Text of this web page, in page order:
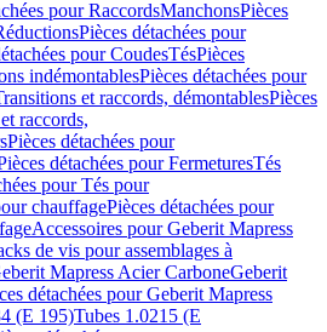
pour RaccordsManchonsPièces
Pièces détachées pour
pour CoudesTésPièces
indémontablesPièces détachées pour
et raccords, démontablesPièces
raccords,
Pièces détachées pour
détachées pour FermeturesTés
pour Tés pour
chauffagePièces détachées pour
Accessoires pour Geberit Mapress
de vis pour assemblages à
Mapress Acier CarboneGeberit
détachées pour Geberit Mapress
(E 195)Tubes 1.0215 (E